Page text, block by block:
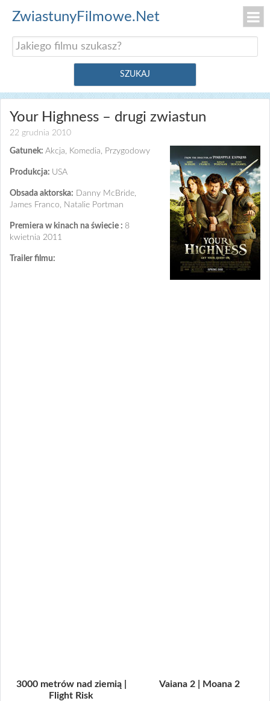
ZwiastunyFilmowe.Net
Your Highness – drugi zwiastun
22 grudnia 2010
Gatunek: Akcja, Komedia, Przygodowy
Produkcja: USA
Obsada aktorska: Danny McBride,
James Franco, Natalie Portman
Premiera w kinach na świecie : 8
kwietnia 2011
Trailer filmu:
3000 metrów nad ziemią |
Flight Risk
Vaiana 2 | Moana 2